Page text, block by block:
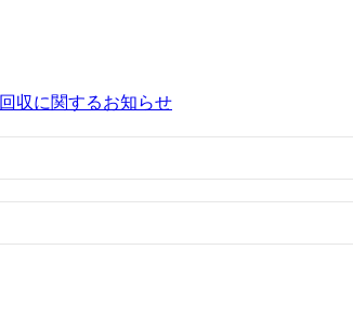
回収に関するお知らせ